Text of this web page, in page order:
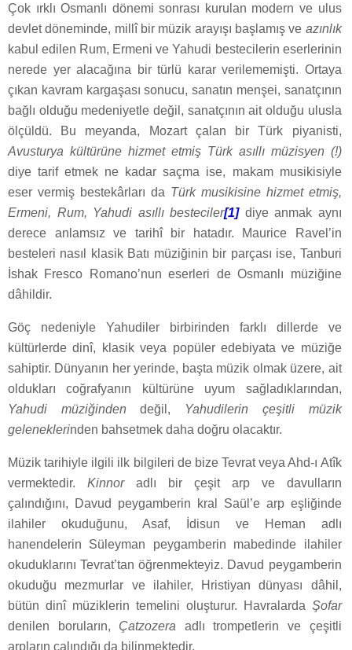
Çok ırklı Osmanlı dönemi sonrası kurulan modern ve ulus
devlet döneminde, millî bir müzik arayışı başlamış ve azınlık
kabul edilen Rum, Ermeni ve Yahudi bestecilerin eserlerinin
nerede yer alacağına bir türlü karar verilememişti. Ortaya
çıkan kavram kargaşası sonucu, sanatın menşei, sanatçının
bağlı olduğu medeniyetle değil, sanatçının ait olduğu ulusla
ölçüldü. Bu meyanda, Mozart çalan bir Türk piyanisti,
Avusturya kültürüne hizmet etmiş Türk asıllı müzisyen (!)
diye tarif etmek ne kadar saçma ise, makam musikisiyle
eser vermiş bestekârları da Türk musikisine hizmet etmiş,
Ermeni, Rum, Yahudi asıllı besteciler[1]diye anmak aynı
derece anlamsız ve tarihî bir hatadır. Maurice Ravel’in
besteleri nasıl klasik Batı müziğinin bir parçası ise, Tanburi
İshak Fresco Romano’nun eserleri de Osmanlı müziğine
dâhildir.
Göç nedeniyle Yahudiler birbirinden farklı dillerde ve
kültürlerde dinî, klasik veya popüler edebiyata ve müziğe
sahiptir. Dünyanın her yerinde, başta müzik olmak üzere, ait
oldukları coğrafyanın kültürüne uyum sağladıklarından,
Yahudi müziğindendeğil,
Yahudilerin çeşitli müzik
geleneklerinden bahsetmek daha doğru olacaktır.
Müzik tarihiyle ilgili ilk bilgileri de bize Tevrat veya Ahd-ı Atîk
vermektedir. Kinnoradlı bir çeşit arp ve davulların
çalındığını, Davud peygamberin kral Saül’e arp eşliğinde
ilahiler okuduğunu, Asaf, İdisun ve Heman adlı
hanendelerin Süleyman peygamberin mabedinde ilahiler
okuduklarını Tevrat’tan öğrenmekteyiz. Davud peygamberin
okuduğu mezmurlar ve ilahiler, Hristiyan dünyası dâhil,
bütün dinî müziklerin temelini oluşturur. Havralarda Şofar
denilen boruların, Çatzozera adlı trompetlerin ve çeşitli
arpların çalındığı da bilinmektedir.